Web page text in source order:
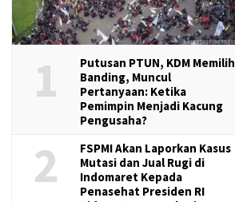
1
Putusan PTUN, KDM Memilih
Banding, Muncul
Pertanyaan: Ketika
Pemimpin Menjadi Kacung
Pengusaha?
2
FSPMI Akan Laporkan Kasus
Mutasi dan Jual Rugi di
Indomaret Kepada
Penasehat Presiden RI